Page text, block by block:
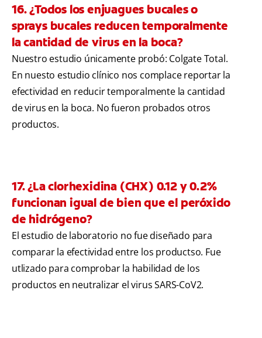
16. ¿Todos los enjuagues bucales o
sprays bucales reducen temporalmente
la cantidad de virus en la boca?
Nuestro estudio únicamente probó: Colgate Total.
En nuesto estudio clínico nos complace reportar la
efectividad en reducir temporalmente la cantidad
de virus en la boca. No fueron probados otros
productos.
17. ¿La clorhexidina (CHX) 0.12 y 0.2%
funcionan igual de bien que el peróxido
de hidrógeno?
El estudio de laboratorio no fue diseñado para
comparar la efectividad entre los productso. Fue
utlizado para comprobar la habilidad de los
productos en neutralizar el virus SARS-CoV2.